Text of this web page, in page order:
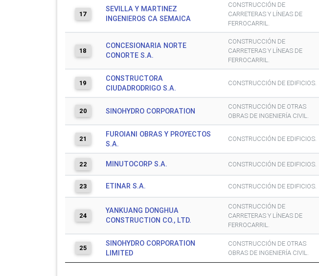
17
SEVILLA Y MARTINEZ
INGENIEROS CA SEMAICA
CONSTRUCCIÓN DE
CARRETERAS Y LÍNEAS DE
FERROCARRIL.
18
CONCESIONARIA NORTE
CONORTE S.A.
CONSTRUCCIÓN DE
CARRETERAS Y LÍNEAS DE
FERROCARRIL.
19
CONSTRUCTORA
CIUDADRODRIGO S.A.
CONSTRUCCIÓN DE EDIFICIOS.
20 SINOHYDRO CORPORATION
CONSTRUCCIÓN DE OTRAS
OBRAS DE INGENIERÍA CIVIL.
21
FUROIANI OBRAS Y PROYECTOS
S.A.
CONSTRUCCIÓN DE EDIFICIOS.
22 MINUTOCORP S.A. CONSTRUCCIÓN DE EDIFICIOS.
23 ETINAR S.A. CONSTRUCCIÓN DE EDIFICIOS.
24
YANKUANG DONGHUA
CONSTRUCTION CO., LTD.
CONSTRUCCIÓN DE
CARRETERAS Y LÍNEAS DE
FERROCARRIL.
25
SINOHYDRO CORPORATION
LIMITED
CONSTRUCCIÓN DE OTRAS
OBRAS DE INGENIERÍA CIVIL.